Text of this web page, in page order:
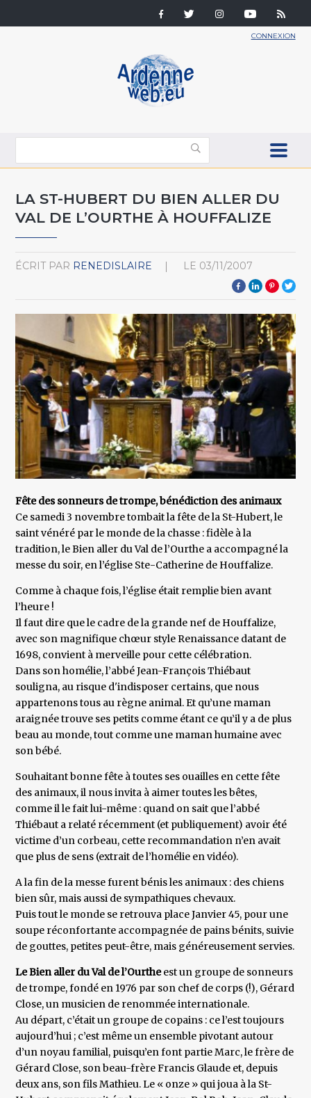
CONNEXION
LA ST-HUBERT DU BIEN ALLER DU
VAL DE L’OURTHE À HOUFFALIZE
ÉCRIT PAR RENEDISLAIRE LE 03/11/2007
Fête des sonneurs de trompe, bénédiction des animaux
Ce samedi 3 novembre tombait la fête de la St-Hubert, le
saint vénéré par le monde de la chasse : fidèle à la
tradition, le Bien aller du Val de l’Ourthe a accompagné la
messe du soir, en l’église Ste-Catherine de Houffalize.
Comme à chaque fois, l’église était remplie bien avant
l’heure !
Il faut dire que le cadre de la grande nef de Houffalize,
avec son magnifique chœur style Renaissance datant de
1698, convient à merveille pour cette célébration.
Dans son homélie, l’abbé Jean-François Thiébaut
souligna, au risque d'indisposer certains, que nous
appartenons tous au règne animal. Et qu’une maman
araignée trouve ses petits comme étant ce qu’il y a de plus
beau au monde, tout comme une maman humaine avec
son bébé.
Souhaitant bonne fête à toutes ses ouailles en cette fête
des animaux, il nous invita à aimer toutes les bêtes,
comme il le fait lui-même : quand on sait que l’abbé
Thiébaut a relaté récemment (et publiquement) avoir été
victime d’un corbeau, cette recommandation n’en avait
que plus de sens (extrait de l’homélie en vidéo).
A la fin de la messe furent bénis les animaux : des chiens
bien sûr, mais aussi de sympathiques chevaux.
Puis tout le monde se retrouva place Janvier 45, pour une
soupe réconfortante accompagnée de pains bénits, suivie
de gouttes, petites peut-être, mais généreusement servies.
Le Bien aller du Val de l’Ourtheest un groupe de sonneurs
de trompe, fondé en 1976 par son chef de corps (!), Gérard
Close, un musicien de renommée internationale.
Au départ, c’était un groupe de copains : ce l’est toujours
aujourd’hui ; c’est même un ensemble pivotant autour
d’un noyau familial, puisqu’en font partie Marc, le frère de
Gérard Close, son beau-frère Francis Glaude et, depuis
deux ans, son fils Mathieu. Le « onze » qui joua à la St-